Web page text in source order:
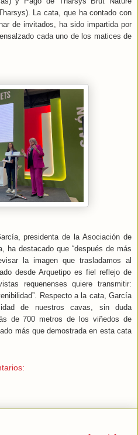
La cata, que ha contado con
de invitados, ha sido impartida por
cada uno de los matices de
presidenta de la Asociación de
ha destacado que “después de más
la imagen que trasladamos al
desde Arquetipo es fiel reflejo de
requenenses quiere transmitir:
Respecto a la cata, García
de nuestros cavas, sin duda
de 700 metros de los viñedos de
más que demostrada en esta cata